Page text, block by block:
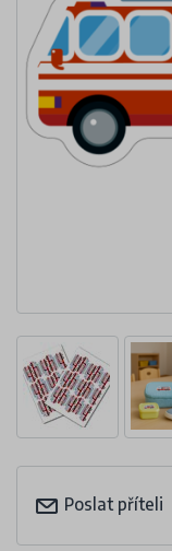
Poslat příteli